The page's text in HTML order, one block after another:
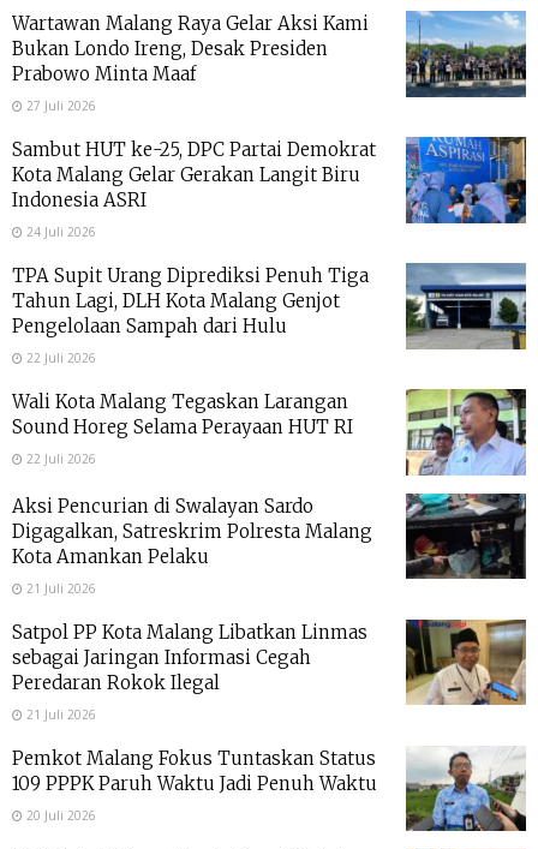
Wartawan Malang Raya Gelar Aksi Kami
Bukan Londo Ireng, Desak Presiden
Prabowo Minta Maaf
27 Juli 2026
Sambut HUT ke-25, DPC Partai Demokrat
Kota Malang Gelar Gerakan Langit Biru
Indonesia ASRI
24 Juli 2026
TPA Supit Urang Diprediksi Penuh Tiga
Tahun Lagi, DLH Kota Malang Genjot
Pengelolaan Sampah dari Hulu
22 Juli 2026
Wali Kota Malang Tegaskan Larangan
Sound Horeg Selama Perayaan HUT RI
22 Juli 2026
Aksi Pencurian di Swalayan Sardo
Digagalkan, Satreskrim Polresta Malang
Kota Amankan Pelaku
21 Juli 2026
Satpol PP Kota Malang Libatkan Linmas
sebagai Jaringan Informasi Cegah
Peredaran Rokok Ilegal
21 Juli 2026
Pemkot Malang Fokus Tuntaskan Status
109 PPPK Paruh Waktu Jadi Penuh Waktu
20 Juli 2026